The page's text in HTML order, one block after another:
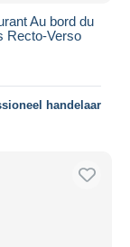
Au bord du
Recto-Verso
handelaar